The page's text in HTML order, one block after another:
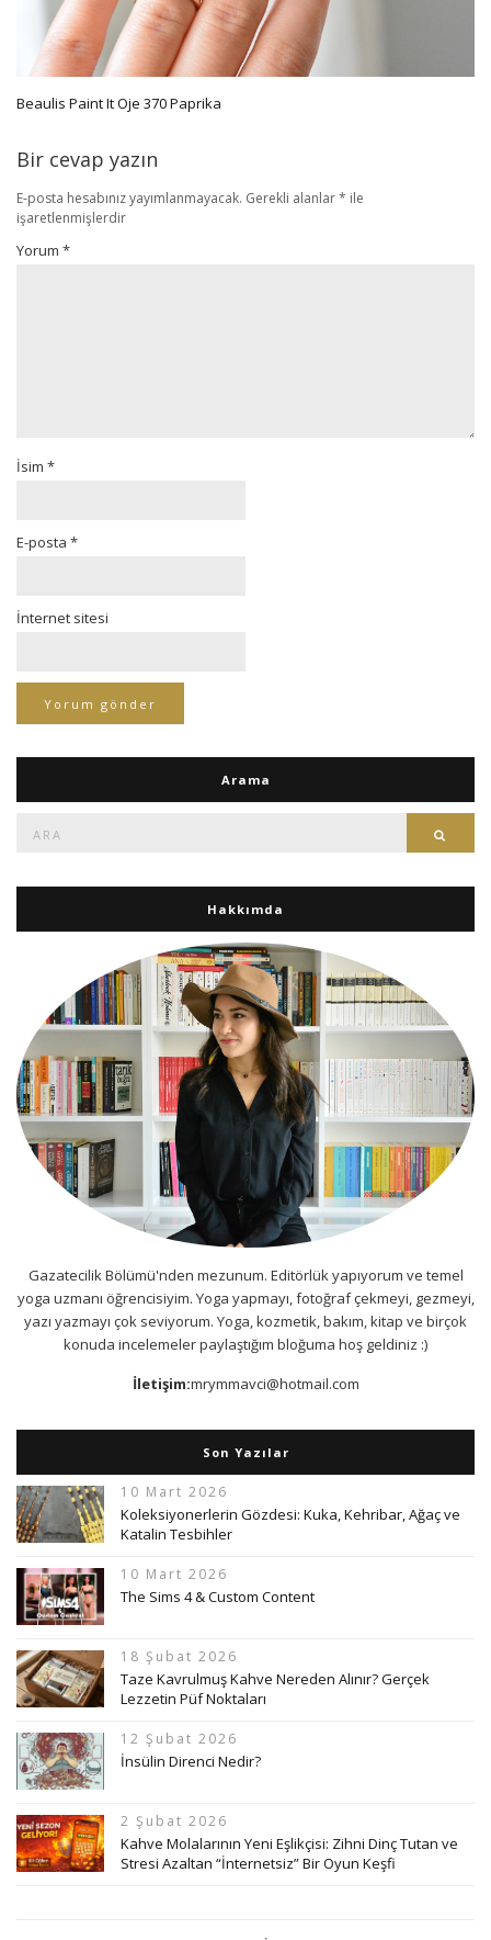
Beaulis Paint It Oje 370 Paprika
Bir cevap yazın
E-posta hesabınız yayımlanmayacak. Gerekli alanlar* ile
işaretlenmişlerdir
Yorum *
İsim *
E-posta *
İnternet sitesi
Arama
Hakkımda
Gazatecilik Bölümü'nden mezunum. Editörlük yapıyorum ve temel
yoga uzmanı öğrencisiyim. Yoga yapmayı, fotoğraf çekmeyi, gezmeyi,
yazı yazmayı çok seviyorum. Yoga, kozmetik, bakım, kitap ve birçok
konuda incelemeler paylaştığım bloğuma hoş geldiniz :)
İletişim:mrymmavci@hotmail.com
Son Yazılar
10 Mart 2026
Koleksiyonerlerin Gözdesi: Kuka, Kehribar, Ağaç ve
Katalin Tesbihler
10 Mart 2026
The Sims 4 & Custom Content
18 Şubat 2026
Taze Kavrulmuş Kahve Nereden Alınır? Gerçek
Lezzetin Püf Noktaları
12 Şubat 2026
İnsülin Direnci Nedir?
2 Şubat 2026
Kahve Molalarının Yeni Eşlikçisi: Zihni Dinç Tutan ve
Stresi Azaltan “İnternetsiz” Bir Oyun Keşfi